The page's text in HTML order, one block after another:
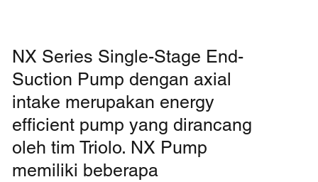
NX Series Single-Stage End-
Suction Pump dengan axial
intake merupakan energy
efficient pump yang dirancang
oleh tim Triolo. NX Pump
memiliki beberapa